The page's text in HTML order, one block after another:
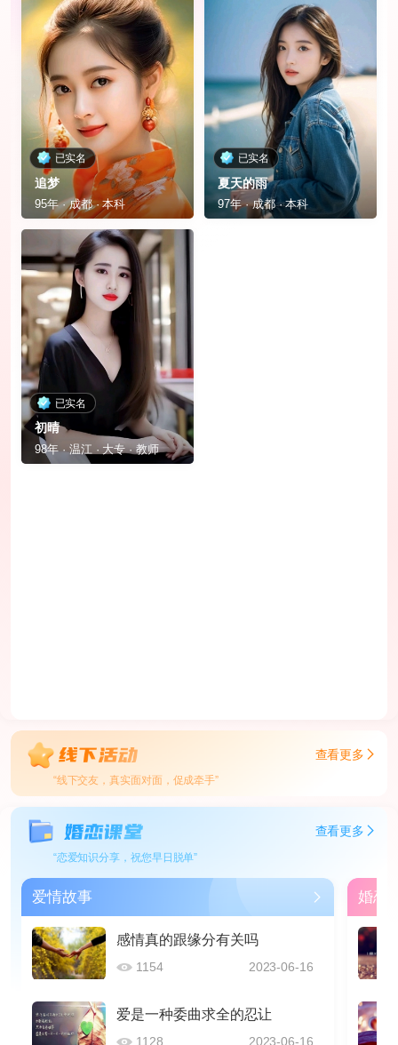
已实名
追梦
95年 · 成都 · 本科
已实名
夏天的雨
97年 · 成都 · 本科
已实名
初晴
98年 · 温江 · 大专 · 教师
查看更多
“线下交友，真实面对面，促成牵手”
查看更多
“恋爱知识分享，祝您早日脱单”
爱情故事
感情真的跟缘分有关吗
1154 2023-06-16
爱是一种委曲求全的忍让
1128 2023-06-16
婚恋